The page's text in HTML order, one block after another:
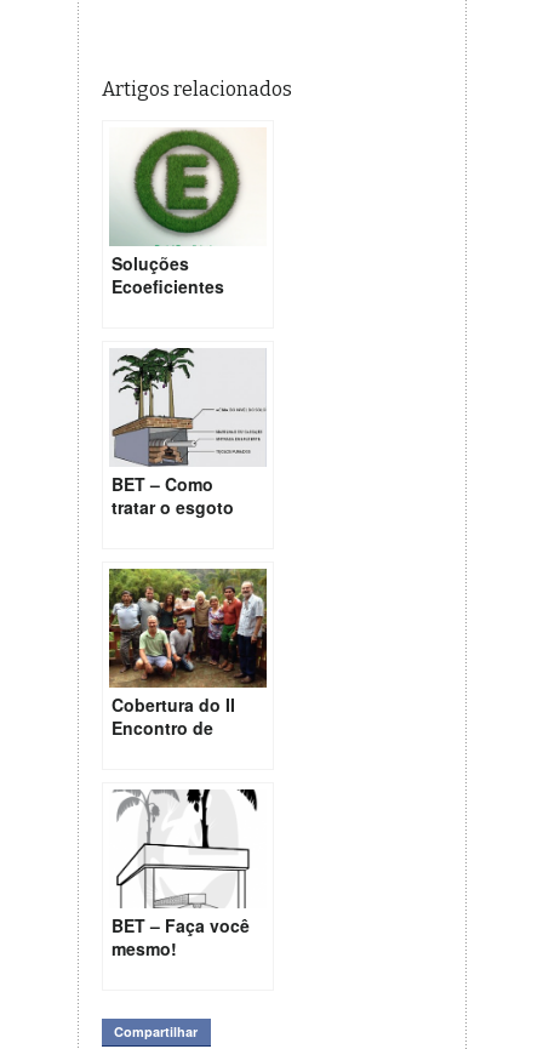
Artigos relacionados
Soluções
Ecoeficientes
BET – Como
tratar o esgoto
Cobertura do II
Encontro de
BET – Faça você
mesmo!
Compartilhar